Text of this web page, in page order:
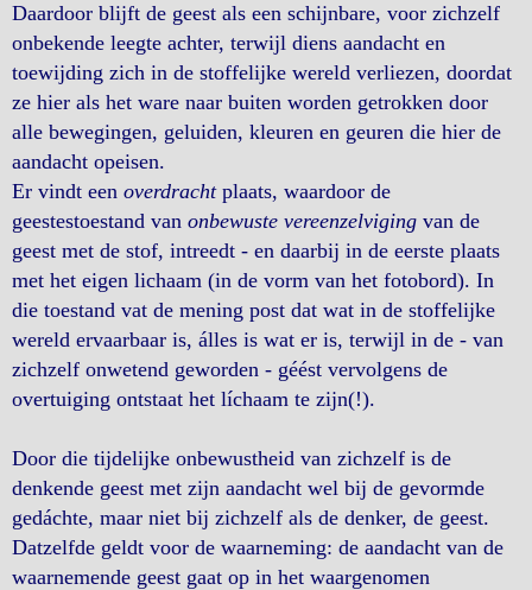
Daardoor blijft de geest als een schijnbare, voor zichzelf
onbekende leegte achter, terwijl diens aandacht en
toewijding zich in de stoffelijke wereld verliezen, doordat
ze hier als het ware naar buiten worden getrokken door
alle bewegingen, geluiden, kleuren en geuren die hier de
aandacht opeisen.
Er vindt een overdrachtplaats, waardoor de
geestestoestand van onbewuste vereenzelviging van de
geest met de stof, intreedt - en daarbij in de eerste plaats
met het eigen lichaam (in de vorm van het fotobord). In
die toestand vat de mening post dat wat in de stoffelijke
wereld ervaarbaar is, álles is wat er is, terwijl in de - van
zichzelf onwetend geworden - géést vervolgens de
overtuiging ontstaat het líchaam te zijn(!).
Door die tijdelijke onbewustheid van zichzelf is de
denkende geest met zijn aandacht wel bij de gevormde
gedáchte, maar niet bij zichzelf als de denker, de geest.
Datzelfde geldt voor de waarneming: de aandacht van de
waarnemende geest gaat op in het waargenomen